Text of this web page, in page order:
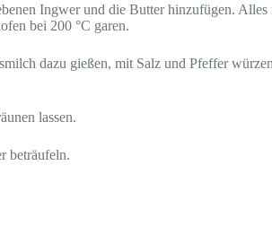
Ingwer und die Butter hinzufügen.
bei 200 °C garen.
dazu gießen, mit Salz und Pfeffer
lassen.
beträufeln.